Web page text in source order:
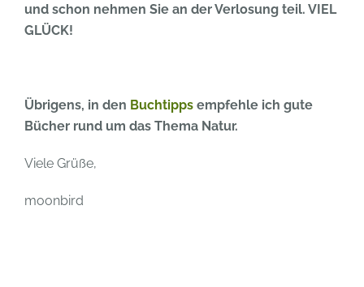
und schon nehmen Sie an der Verlosung teil. VIEL
GLÜCK!
Übrigens, in den Buchtipps empfehle ich gute
Bücher rund um das Thema Natur.
Viele Grüße,
moonbird